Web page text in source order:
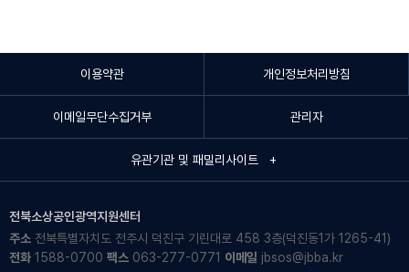
이용약관 개인정보처리방침
이메일무단수집거부 관리자
유관기관 및 패밀리사이트 +
전북소상공인광역지원센터
주소 전북특별자치도 전주시 덕진구 기린대로 458 3층(덕진동1가 1265-41)
전화 1588-0700 팩스 063-277-0771 이메일 jbsos@jbba.kr